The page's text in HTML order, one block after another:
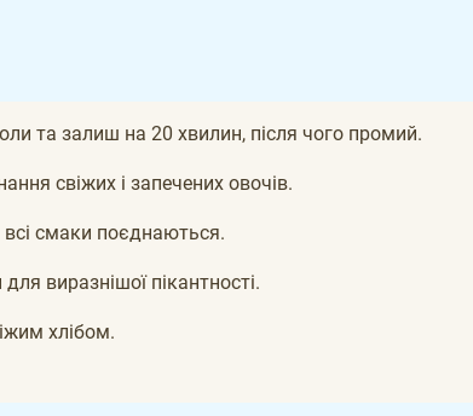
та залиш на 20 хвилин, після чого промий.
свіжих і запечених овочів.
смаки поєднаються.
виразнішої пікантності.
хлібом.